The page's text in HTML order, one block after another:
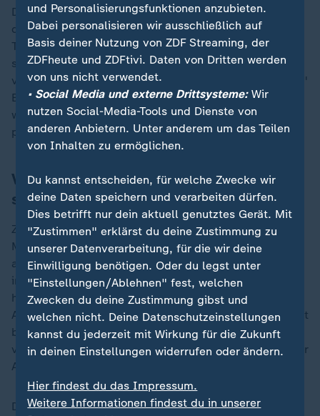
Doch wie verhält man sich richtig, wenn der Grund für
die Lücke eine Kündigung ist? "Auch da hilft
Transparenz", empfiehlt Stephan-Park. "Die Thematik
sollte vorgetragen werden, ohne gegenüber dem
vorherigen Arbeitgeber Anschuldigungen anzubringen."
Ein konstruktiver Umgang mit unangenehmen Themen
werde von Arbeitgebern geschätzt und als
professionell bewertet.
Vorstellungsgespräch: Selbst Fragen zu
stellen ist erwünscht
Zum Schluss eines Vorstellungsgesprächs sollte die
Möglichkeit genutzt werden, Fragen zu stellen. "Vor
allem solche, die erkennen lassen, dass Sie sich
intensiv mit dem Unternehmen auseinandergesetzt
haben", erläutert Stephan-Park. Dies zeigt dem
Arbeitgeber, dass ein echtes Interesse an der Mitarbeit
besteht. Wer weitere Fragen, etwa über Vereinbarkeit
von Familie und Beruf, Entwicklungsmöglichkeiten oder
Arbeitszeiten hat, kann diese ebenfalls stellen.
Doch Vorsicht bei der Gehaltsfrage: "Stellen Sie diese
und Personalisierungsfunktionen anzubieten.
Dabei personalisieren wir ausschließlich auf
Basis deiner Nutzung von ZDF Streaming, der
ZDFheute und ZDFtivi. Daten von Dritten werden
von uns nicht verwendet.
• Social Media und externe Drittsysteme:Wir
nutzen Social-Media-Tools und Dienste von
anderen Anbietern. Unter anderem um das Teilen
von Inhalten zu ermöglichen.
Du kannst entscheiden, für welche Zwecke wir
deine Daten speichern und verarbeiten dürfen.
Dies betrifft nur dein aktuell genutztes Gerät. Mit
"Zustimmen" erklärst du deine Zustimmung zu
unserer Datenverarbeitung, für die wir deine
Einwilligung benötigen. Oder du legst unter
"Einstellungen/Ablehnen" fest, welchen
Zwecken du deine Zustimmung gibst und
welchen nicht. Deine Datenschutzeinstellungen
kannst du jederzeit mit Wirkung für die Zukunft
in deinen Einstellungen widerrufen oder ändern.
Hier findest du das Impressum.
Weitere Informationen findest du in unserer